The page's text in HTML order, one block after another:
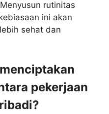
rutinitas
ini akan
sehat dan
pekerjaan